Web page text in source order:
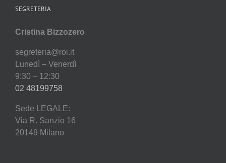
SEGRETERIA
Cristina Bizzozero
segreteria@roi.it
Lunedì – Venerdì
9:30 – 12:30
02 48199758
Sede LEGALE:
Via R. Sanzio 16
20149 Milano